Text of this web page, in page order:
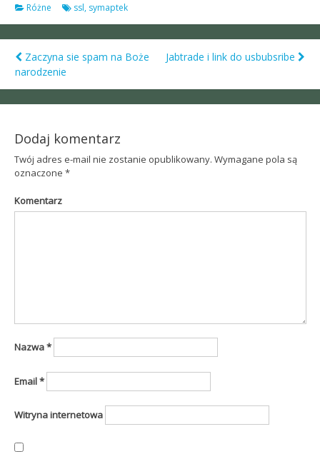
Różne ssl, symaptek
Post
navigation
Zaczyna sie spam na Boże
narodzenie
Jabtrade i link do usbubsribe
Dodaj komentarz
Twój adres e-mail nie zostanie opublikowany. Wymagane pola są
oznaczone *
Komentarz
Nazwa*
Email*
Witryna internetowa